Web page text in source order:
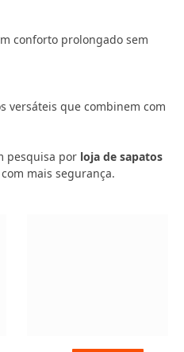
conforto prolongado sem
versáteis que combinem com
pesquisa por loja de sapatos
mais segurança.